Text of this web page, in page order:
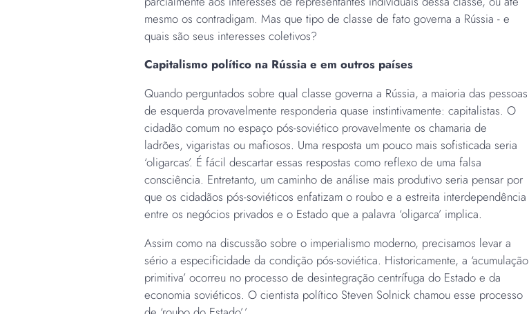
mesmo os contradigam. Mas que tipo de classe de fato governa a Rússia - e
quais são seus interesses coletivos?
Capitalismo político na Rússia e em outros países
Quando perguntados sobre qual classe governa a Rússia, a maioria das pessoas
de esquerda provavelmente responderia quase instintivamente: capitalistas. O
cidadão comum no espaço pós-soviético provavelmente os chamaria de
ladrões, vigaristas ou mafiosos. Uma resposta um pouco mais sofisticada seria
‘oligarcas’. É fácil descartar essas respostas como reflexo de uma falsa
consciência. Entretanto, um caminho de análise mais produtivo seria pensar por
que os cidadãos pós-soviéticos enfatizam o roubo e a estreita interdependência
entre os negócios privados e o Estado que a palavra ‘oligarca’ implica.
Assim como na discussão sobre o imperialismo moderno, precisamos levar a
sério a especificidade da condição pós-soviética. Historicamente, a ‘acumulação
primitiva’ ocorreu no processo de desintegração centrífuga do Estado e da
economia soviéticos. O cientista político Steven Solnick chamou esse processo